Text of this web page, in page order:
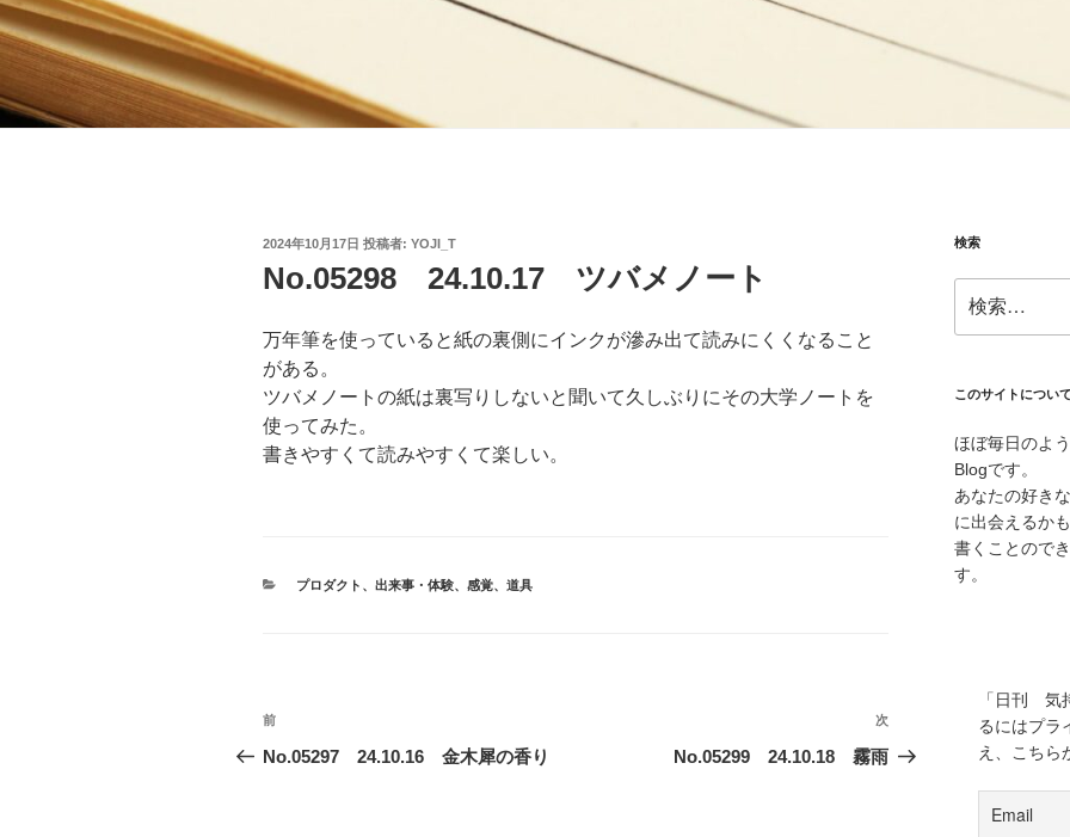
投
日:
2024年10月17日 投稿者: YOJI_T
No.05298 24.10.17 ツバメノート
万年筆を使っていると紙の裏側にインクが滲み出て読みにくくなること
がある。
ツバメノートの紙は裏写りしないと聞いて久しぶりにその大学ノートを
使ってみた。
書きやすくて読みやすくて楽しい。
カ
プロダクト 、 出来事・体験、 感覚、 道具
投
稿
前
の
前
No.05297 24.10.16 金木犀の香り
次
の
次
No.05299 24.10.18 霧雨
検索
索:
このサイトについて
ほぼ毎日のよ
Blogです。
あなたの好き
に出会えるか
書くことので
す。
「日刊 気
るにはプラ
え、こちら